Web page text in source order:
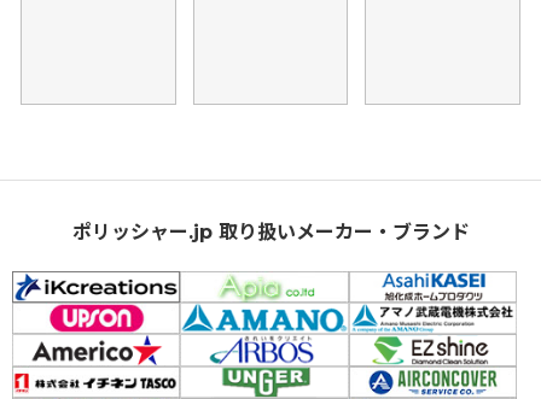
ポリッシャー.jp 取り扱いメーカー・ブランド